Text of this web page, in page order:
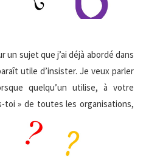
un sujet que j’ai déjà abordé dans
utile d’insister. Je veux parler
quelqu’un utilise, à votre
toi » de toutes les organisations,